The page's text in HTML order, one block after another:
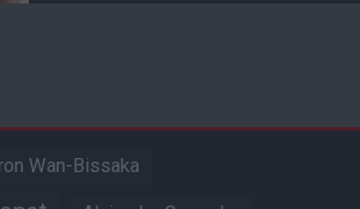
Wan-Bissaka